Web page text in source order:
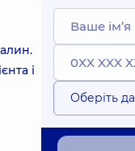
і
Оберіть